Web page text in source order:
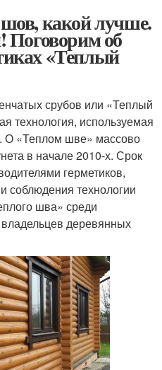
какой лучше.
Поговорим об
«Теплый
срубов или «Теплый
технология, используемая
О «Теплом шве» массово
в начале 2010-х. Срок
герметиков,
соблюдения технологии
шва» среди
владельцев деревянных